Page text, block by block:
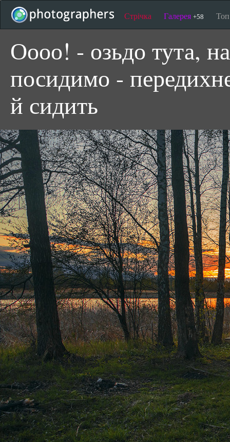
Стрічка Галерея +58
Оооо! - озьдо тута, на
посидимо -
й сидить